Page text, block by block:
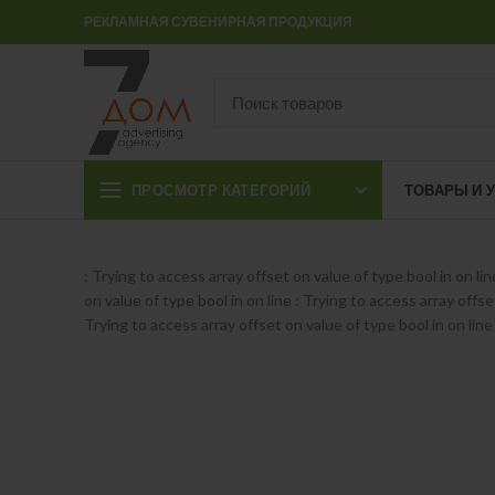
РЕКЛАМНАЯ СУВЕНИРНАЯ ПРОДУКЦИЯ
ПРОСМОТР КАТЕГОРИЙ ТОВАРЫ И
: Trying to access array offset on value of type bool in on
on value of type bool in on line : Trying to access array
Trying to access array offset on value of type bool in on line